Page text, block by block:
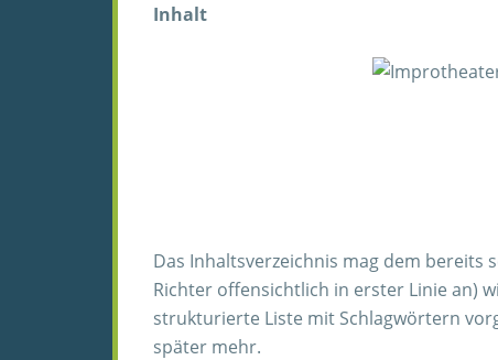
Inhalt
Das Inhaltsverzeichnis mag dem bereits
Richter offensichtlich in erster Linie an)
strukturierte Liste mit Schlagwörtern
später mehr.